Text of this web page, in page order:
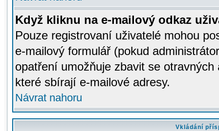
Když kliknu na e-mailový odkaz
Pouze registrovaní uživatelé mohou
e-mailový formulář (pokud
opatření umožňuje zbavit se
které sbírají e-mailové adresy.
Návrat nahoru
Vkládání